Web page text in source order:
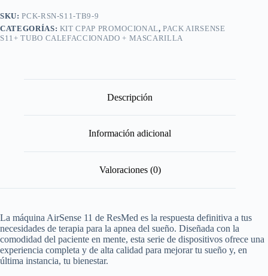
SKU:PCK-RSN-S11-TB9-9
CATEGORÍAS: KIT CPAP PROMOCIONAL,PACK AIRSENSE
S11+ TUBO CALEFACCIONADO + MASCARILLA
Descripción
Información adicional
Valoraciones (0)
La máquina AirSense 11 de ResMed es la respuesta definitiva a tus
necesidades de terapia para la apnea del sueño. Diseñada con la
comodidad del paciente en mente, esta serie de dispositivos ofrece una
experiencia completa y de alta calidad para mejorar tu sueño y, en
última instancia, tu bienestar.